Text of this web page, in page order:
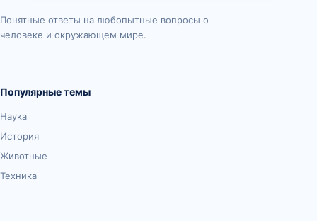
Понятные ответы на любопытные вопросы о
человеке и окружающем мире.
Популярные темы
Наука
История
Животные
Техника